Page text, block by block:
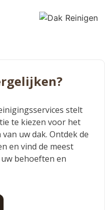
stelt
te kiezen voor het
uw dak. Ontdek de
en vind de meest
behoeften en